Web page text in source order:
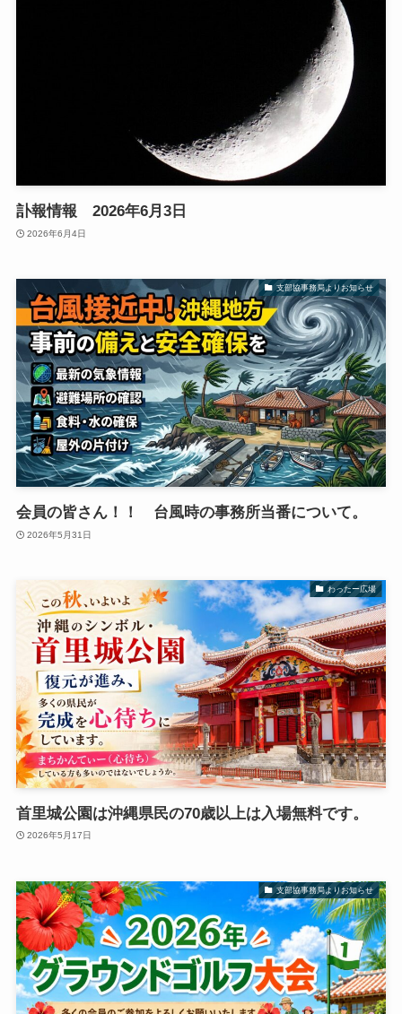
訃報情報 2026年6月3日
2026年6月4日
支部協事務局よりお知らせ
会員の皆さん！！ 台風時の事務所当番について。
2026年5月31日
わったー広場
首里城公園は沖縄県民の70歳以上は入場無料です。
2026年5月17日
支部協事務局よりお知らせ